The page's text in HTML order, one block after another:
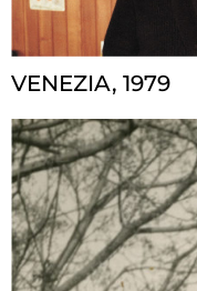
VENEZIA, 1979